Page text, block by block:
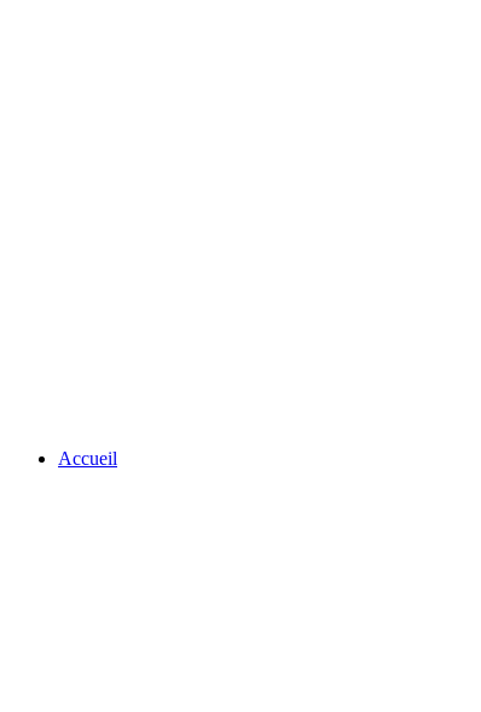
Accueil